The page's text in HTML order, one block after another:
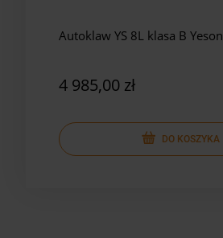
Autoklaw YS 8L klasa B Yeson
4 985,00 zł
DO KOSZYKA